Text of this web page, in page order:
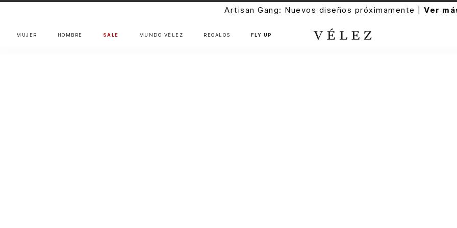
Artisan Gang: Nuevos diseños próximamente |Ver
MUJER HOMBRE SALE MUNDO VÉLEZ REGALOS FLY UP